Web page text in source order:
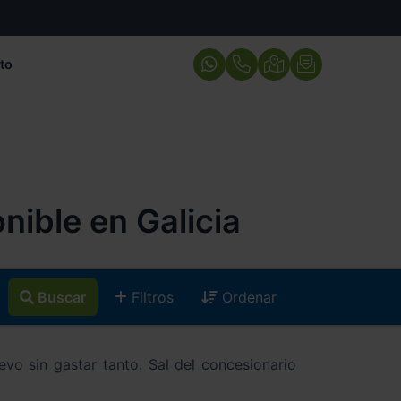
en Galicia
Buscar Filtros Ordenar
sin gastar tanto. Sal del concesionario